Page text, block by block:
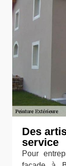
Des
service
Pour